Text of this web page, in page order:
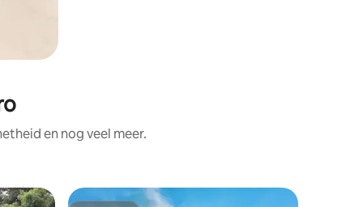
en nog veel meer.